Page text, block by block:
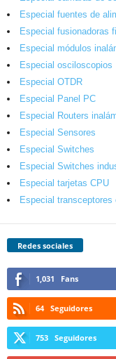
Especial fuentes de
Especial fusionadoras
Especial módulos
Especial osciloscopios
Especial OTDR
Especial Panel PC
Especial Routers
Especial Sensores
Especial Switches
Especial Switches
Especial tarjetas CPU
Especial transceptores
Redes sociales
1,031 Fans
64 Seguidores
753 Seguidores